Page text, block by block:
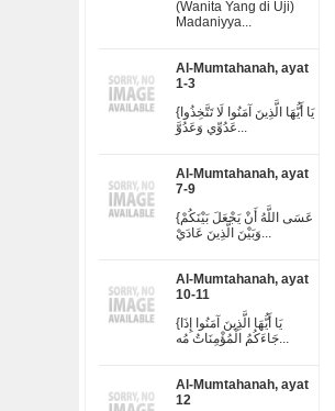
(Wanita Yang di Uji)
Madaniyya...
Al-Mumtahanah, ayat
1-3
{يَا أَيُّهَا الَّذِينَ آمَنُوا لَا تَتَّخِذُوا
عَدُوِّي وَعَدُوَّ...
Al-Mumtahanah, ayat
7-9
{عَسَى اللَّهُ أَنْ يَجْعَلَ بَيْنَكُمْ
وَبَيْنَ الَّذِينَ عَادَيْ...
Al-Mumtahanah, ayat
10-11
{يَا أَيُّهَا الَّذِينَ آمَنُوا إِذَا
جَاءَكُمُ الْمُؤْمِنَاتُ مُه...
Al-Mumtahanah, ayat
12